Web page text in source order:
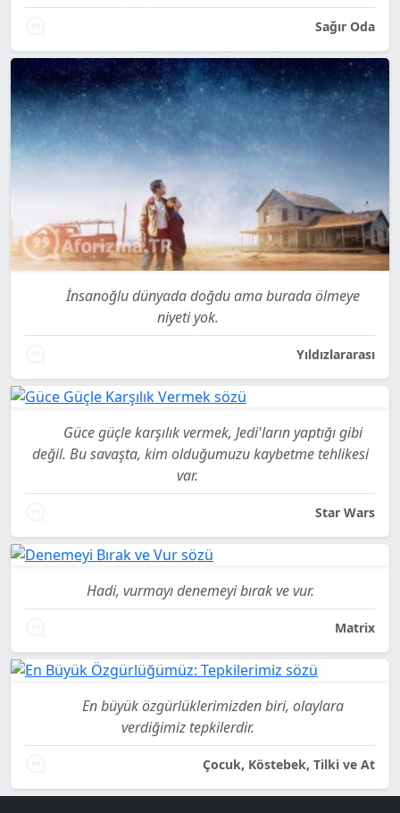
Sağır Oda
İnsanoğlu dünyada doğdu ama burada ölmeye
niyeti yok.
Yıldızlararası
Güce güçle karşılık vermek, Jedi'ların yaptığı gibi
değil. Bu savaşta, kim olduğumuzu kaybetme tehlikesi
var.
Star Wars
Hadi, vurmayı denemeyi bırak ve vur.
Matrix
En büyük özgürlüklerimizden biri, olaylara
verdiğimiz tepkilerdir.
Çocuk, Köstebek, Tilki ve At